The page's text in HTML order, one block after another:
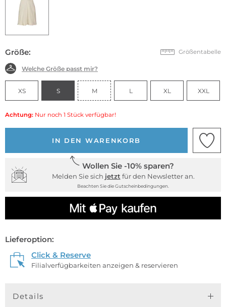
Größe: Größentabelle
Welche Größe passt mir?
XS S M L XL XXL
Achtung: Nur noch 1 Stück verfügbar!
IN DEN WARENKORB
Wollen Sie -10% sparen?
Melden Sie sich jetzt für den Newsletter an.
Beachten Sie die Gutscheinbedingungen.
Lieferoption:
Click & Reserve
Filialverfügbarkeiten anzeigen & reservieren
Details